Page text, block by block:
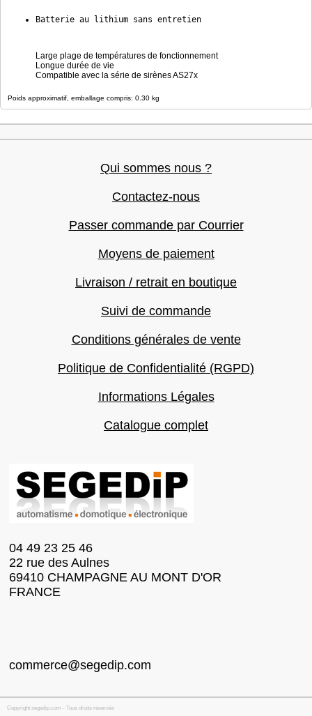
Batterie au lithium sans entretien
Large plage de températures de fonctionnement
Longue durée de vie
Compatible avec la série de sirènes AS27x
Poids approximatif, emballage compris: 0.30 kg
Qui sommes nous ?
Contactez-nous
Passer commande par Courrier
Moyens de paiement
Livraison / retrait en boutique
Suivi de commande
Conditions générales de vente
Politique de Confidentialité (RGPD)
Informations Légales
Catalogue complet
04 49 23 25 46
22 rue des Aulnes
69410 CHAMPAGNE AU MONT D'OR
FRANCE
commerce@segedip.com
Copyright segedip.com - Tous droits réservés